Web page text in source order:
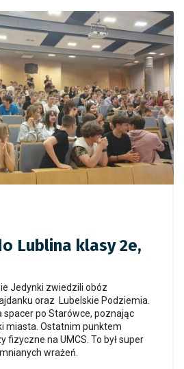
Lublina klasy 2e,
Jedynki zwiedzili obóz
oraz Lubelskie Podziemia.
spacer po Starówce, poznając
miasta. Ostatnim punktem
fizyczne na UMCS. To był super
wrażeń.